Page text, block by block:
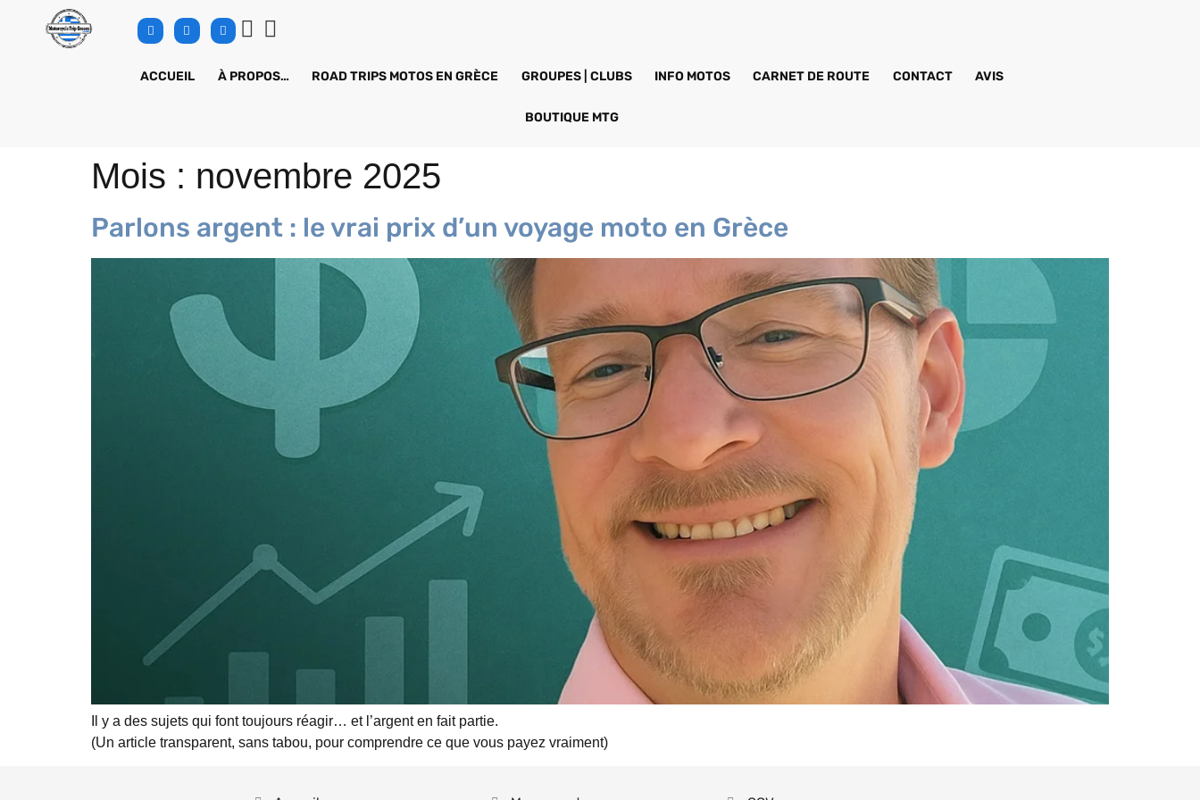
ACCUEIL À PROPOS… ROAD TRIPS MOTOS EN GRÈCE GROUPES | CLUBS INFO MOTOS CARNET DE ROUTE CONTACT AVIS
BOUTIQUE MTG
Mois : novembre 2025
Parlons argent : le vrai prix d’un voyage moto en Grèce
Il y a des sujets qui font toujours réagir… et l’argent en fait partie.
(Un article transparent, sans tabou, pour comprendre ce que vous payez vraiment)